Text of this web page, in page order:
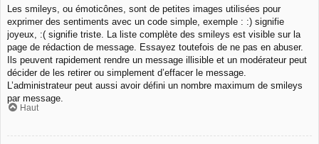
Les smileys, ou émoticônes, sont de petites images utilisées pour
exprimer des sentiments avec un code simple, exemple : :) signifie
joyeux, :( signifie triste. La liste complète des smileys est visible sur la
page de rédaction de message. Essayez toutefois de ne pas en abuser.
Ils peuvent rapidement rendre un message illisible et un modérateur peut
décider de les retirer ou simplement d’effacer le message.
L’administrateur peut aussi avoir défini un nombre maximum de smileys
par message.
Haut